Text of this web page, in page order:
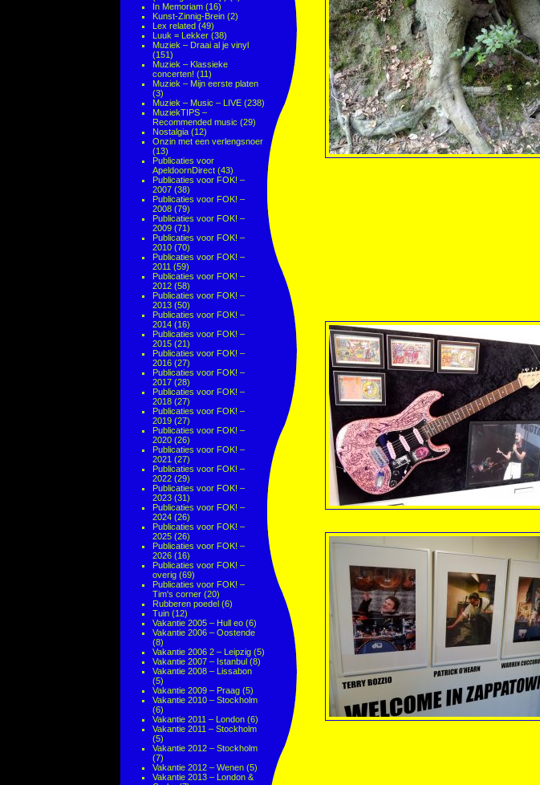
In Memoriam (16)
Kunst-Zinnig-Brein (2)
Lex related (49)
Luuk = Lekker (38)
Muziek – Draai al je vinyl
(151)
Muziek – Klassieke
concerten! (11)
Muziek – Mijn eerste platen
(3)
Muziek – Music – LIVE (238)
MuziekTIPS –
Recommended music (29)
Nostalgia (12)
Onzin met een verlengsnoer
(13)
Publicaties voor
ApeldoornDirect (43)
Publicaties voor FOK! –
2007 (38)
Publicaties voor FOK! –
2008 (79)
Publicaties voor FOK! –
2009 (71)
Publicaties voor FOK! –
2010 (70)
Publicaties voor FOK! –
2011 (59)
Publicaties voor FOK! –
2012 (58)
Publicaties voor FOK! –
2013 (50)
Publicaties voor FOK! –
2014 (16)
Publicaties voor FOK! –
2015 (21)
Publicaties voor FOK! –
2016 (27)
Publicaties voor FOK! –
2017 (28)
Publicaties voor FOK! –
2018 (27)
Publicaties voor FOK! –
2019 (27)
Publicaties voor FOK! –
2020 (26)
Publicaties voor FOK! –
2021 (27)
Publicaties voor FOK! –
2022 (29)
Publicaties voor FOK! –
2023 (31)
Publicaties voor FOK! –
2024 (26)
Publicaties voor FOK! –
2025 (26)
Publicaties voor FOK! –
2026 (16)
Publicaties voor FOK! –
overig (69)
Publicaties voor FOK! –
Tim's corner (20)
Rubberen poedel (6)
Tuin (12)
Vakantie 2005 – Hull eo (6)
Vakantie 2006 – Oostende
(8)
Vakantie 2006 2 – Leipzig (5)
Vakantie 2007 – Istanbul (8)
Vakantie 2008 – Lissabon
(5)
Vakantie 2009 – Praag (5)
Vakantie 2010 – Stockholm
(6)
Vakantie 2011 – London (6)
Vakantie 2011 – Stockholm
(5)
Vakantie 2012 – Stockholm
(7)
Vakantie 2012 – Wenen (5)
Vakantie 2013 – London &